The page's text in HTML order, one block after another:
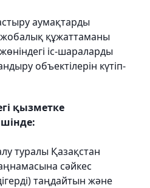
аумақтарды
құжаттаманы
іс-шараларды
объектілерін күтіп-
қызметке
туралы Қазақстан
сәйкес
таңдайтын және